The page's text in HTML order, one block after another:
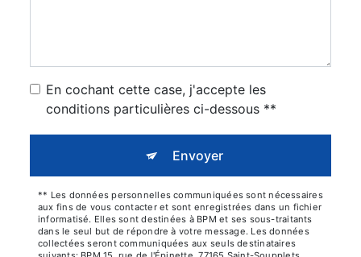
En cochant cette case, j'accepte les
conditions particulières ci-dessous **
Envoyer
** Les données personnelles communiquées sont nécessaires
aux fins de vous contacter et sont enregistrées dans un fichier
informatisé. Elles sont destinées à BPM et ses sous-traitants
dans le seul but de répondre à votre message. Les données
collectées seront communiquées aux seuls destinataires